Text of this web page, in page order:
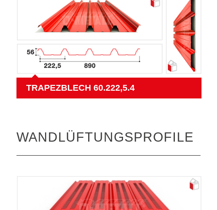
TRAPEZBLECH 60.222,5.4
WANDLÜFTUNGSPROFILE